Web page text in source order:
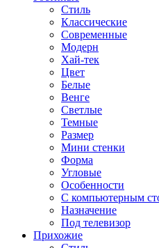
Стиль
Классические
Современные
Модерн
Хай-тек
Цвет
Белые
Венге
Светлые
Темные
Размер
Мини стенки
Форма
Угловые
Особенности
С компьютерным
Назначение
Под телевизор
Прихожие